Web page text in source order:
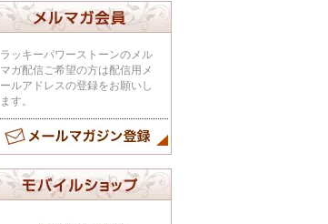
ラッキーパワーストーンのメル
マガ配信ご希望の方は配信用メ
ールアドレスの登録をお願いし
ます。